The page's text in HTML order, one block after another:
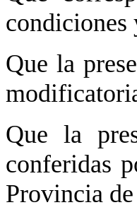
condiciones
Que la
Que la
conferidas
Provincia